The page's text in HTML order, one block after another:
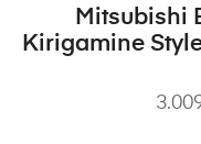
Mitsubishi
Kirigamine